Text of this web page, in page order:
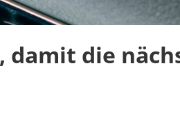
damit die